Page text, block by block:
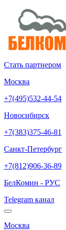
Стать партнером
Москва
+7(495)532-44-54
Новосибирск
+7(383)375-46-81
Санкт-Петербург
+7(812)906-36-89
БелКомин - РУС
Telegram канал
Москва